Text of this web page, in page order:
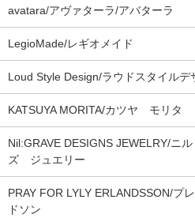
avatara/アヴァターラ/アバターラ
LegioMade/レギオメイド
Loud Style Design/ラウドスタイルデ
KATSUYA MORITA/カツヤ モリタ
Nil:GRAVE DESIGNS JEWELRY/ニ
ズ ジュエリー
PRAY FOR LYLY ERLANDSSON/プ
ドソン